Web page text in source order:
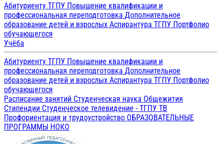
Абитуриенту ТГПУ Повышение квалификации и
профессиональная переподготовка Дополнительное
образование детей и взрослых Аспирантура ТГПУ Портфолио
обучающегося
Учёба
Абитуриенту ТГПУ Повышение квалификации и
профессиональная переподготовка Дополнительное
образование детей и взрослых Аспирантура ТГПУ Портфолио
обучающегося
Расписание занятий Студенческая наука Общежития
Стипендии Студенческое телевидение - ТГПУ ТВ
Профориентация и трудоустройство ОБРАЗОВАТЕЛЬНЫЕ
ПРОГРАММЫ НОКО